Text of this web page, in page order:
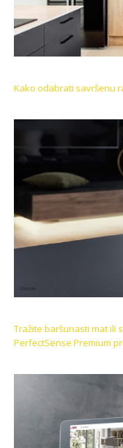
Kako odabrati savršenu
Tražite baršunasti mat ili
PerfectSense Premium